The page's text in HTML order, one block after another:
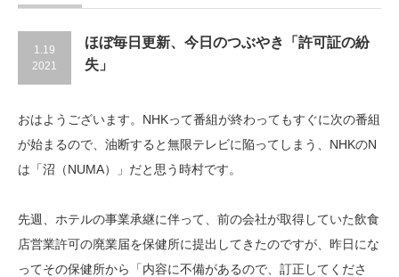
1.19
2021
ほぼ毎日更新、今日のつぶやき「許可証の紛
失」
おはようございます。NHKって番組が終わってもすぐに次の番組
が始まるので、油断すると無限テレビに陥ってしまう、NHKのN
は「沼（NUMA）」だと思う時村です。
先週、ホテルの事業承継に伴って、前の会社が取得していた飲食
店営業許可の廃業届を保健所に提出してきたのですが、昨日にな
ってその保健所から「内容に不備があるので、訂正してくださ